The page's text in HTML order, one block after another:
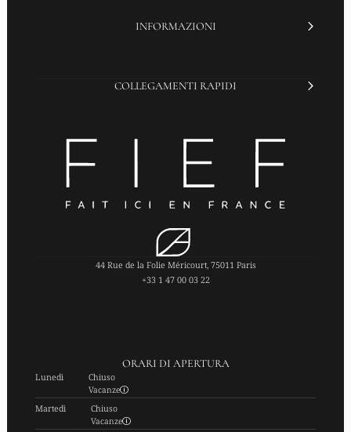
INFORMAZIONI
COLLEGAMENTI RAPIDI
44 Rue de la Folie Méricourt, 75011 Paris
+33 1 47 00 03 22
ORARI DI APERTURA
Lunedì Chiuso
Vacanze
Martedì Chiuso
Vacanze